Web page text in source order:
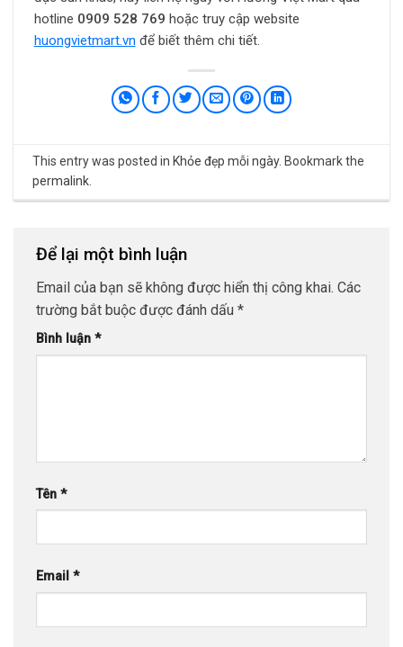
hotline 0909 528 769 hoặc truy cập website
huongvietmart.vn để biết thêm chi tiết.
This entry was posted in Khỏe đẹp mỗi ngày. Bookmark the
permalink.
Để lại một bình luận
Email của bạn sẽ không được hiển thị công khai. Các
trường bắt buộc được đánh dấu *
Bình luận *
Tên *
Email *